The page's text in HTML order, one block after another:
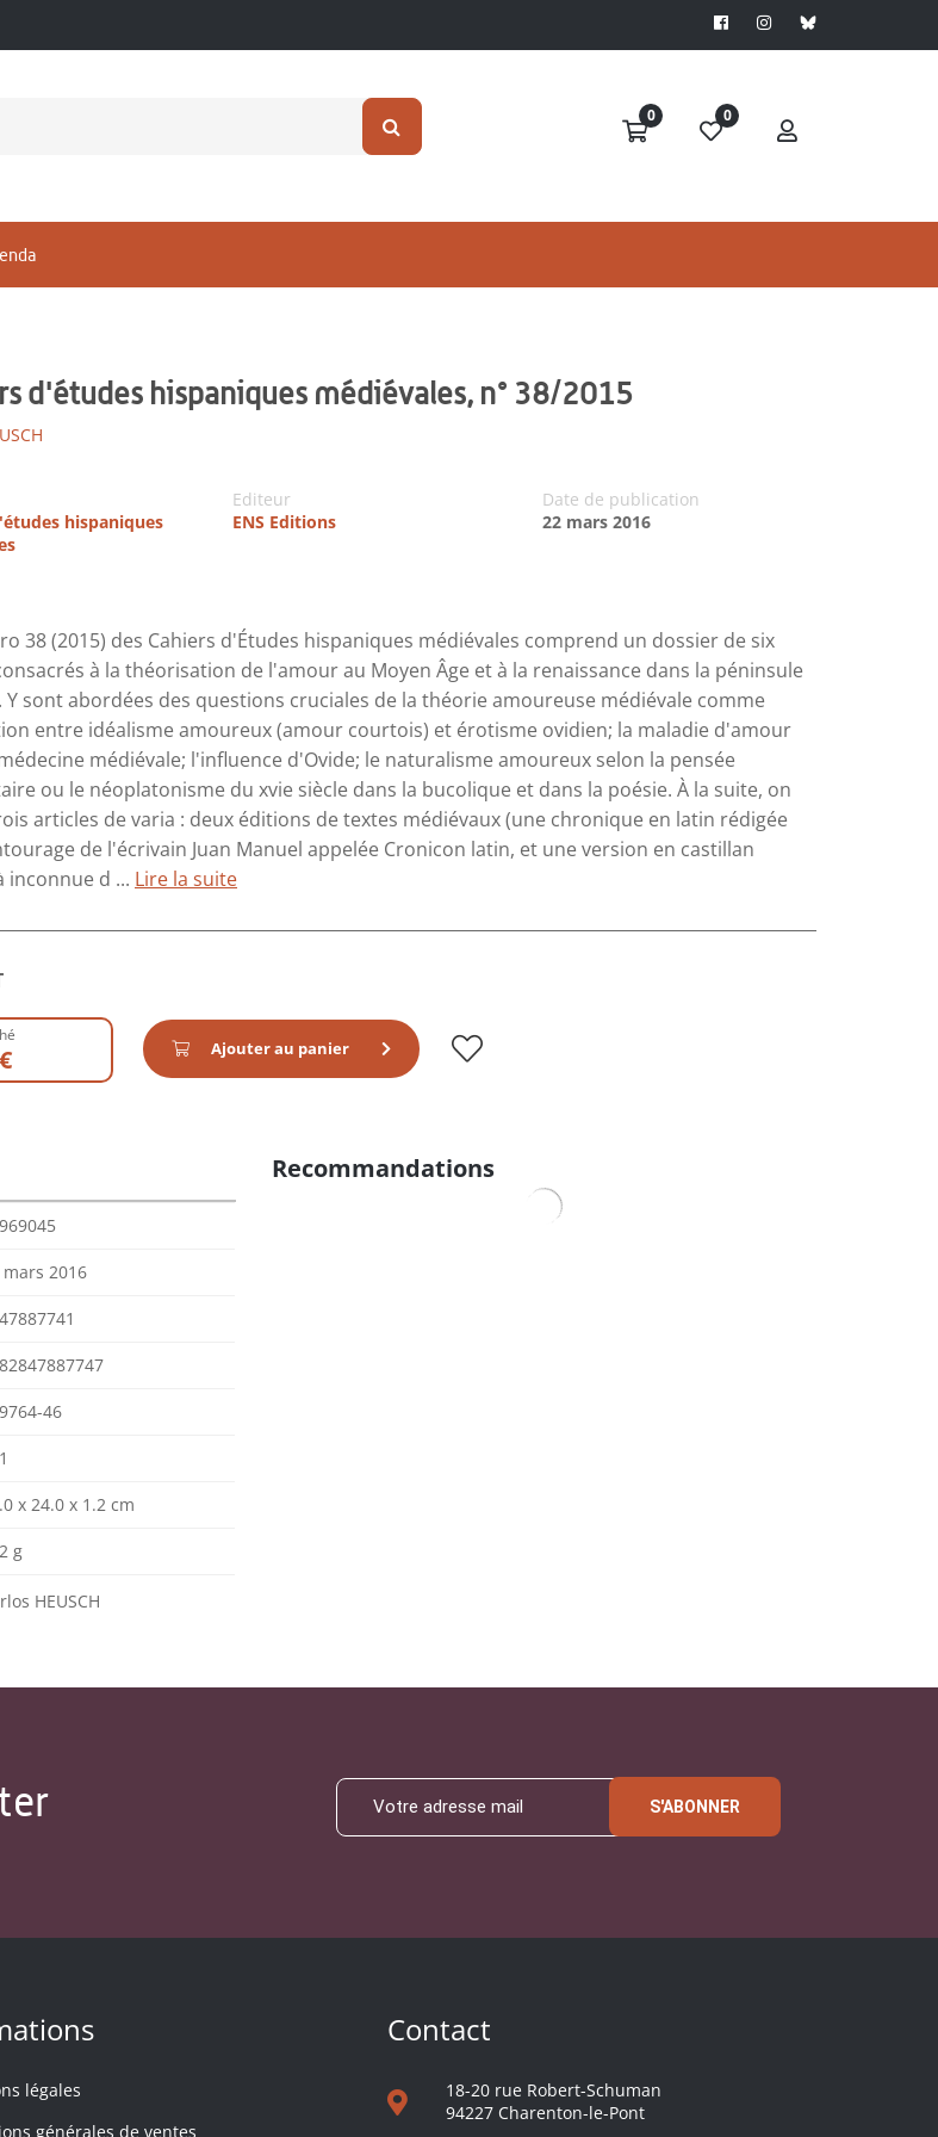
0 0
d'études hispaniques médiévales, n° 38/2015
hispaniques
Editeur
ENS Editions
Date de publication
22 mars 2016
38 (2015) des Cahiers d'Études hispaniques médiévales comprend un dossier de six
à la théorisation de l'amour au Moyen Âge et à la renaissance dans la péninsule
Y sont abordées des questions cruciales de la théorie amoureuse médiévale comme
entre idéalisme amoureux (amour courtois) et érotisme ovidien; la maladie d'amour
médiévale; l'influence d'Ovide; le naturalisme amoureux selon la pensée
ou le néoplatonisme du xvie siècle dans la bucolique et dans la poésie. À la suite, on
articles de varia : deux éditions de textes médiévaux (une chronique en latin rédigée
de l'écrivain Juan Manuel appelée Cronicon latin, et une version en castillan
inconnue d ... Lire la suite
Ajouter au panier
mars 2016
46
x 24.0 x 1.2 cm
g
HEUSCH
Recommandations
S'ABONNER
légales
générales de ventes
Contact
18-20 rue Robert-Schuman
94227 Charenton-le-Pont